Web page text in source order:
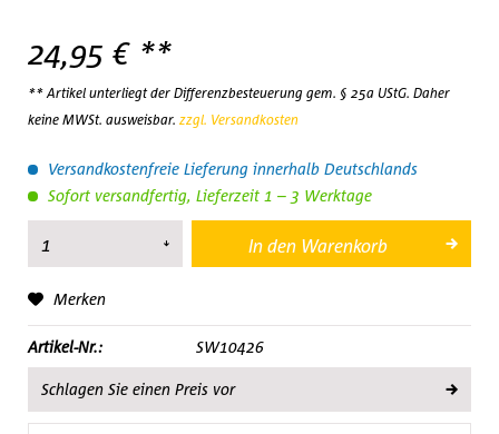
24,95 € **
** Artikel unterliegt der Differenzbesteuerung gem. § 25a UStG. Daher
keine MWSt. ausweisbar. zzgl. Versandkosten
Versandkostenfreie Lieferung innerhalb Deutschlands
Sofort versandfertig, Lieferzeit 1 – 3 Werktage
In den Warenkorb
Merken
Artikel-Nr.: SW10426
Schlagen Sie einen Preis vor